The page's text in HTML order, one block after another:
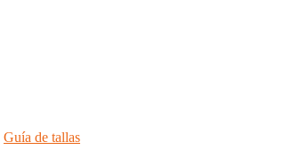
Guía de tallas